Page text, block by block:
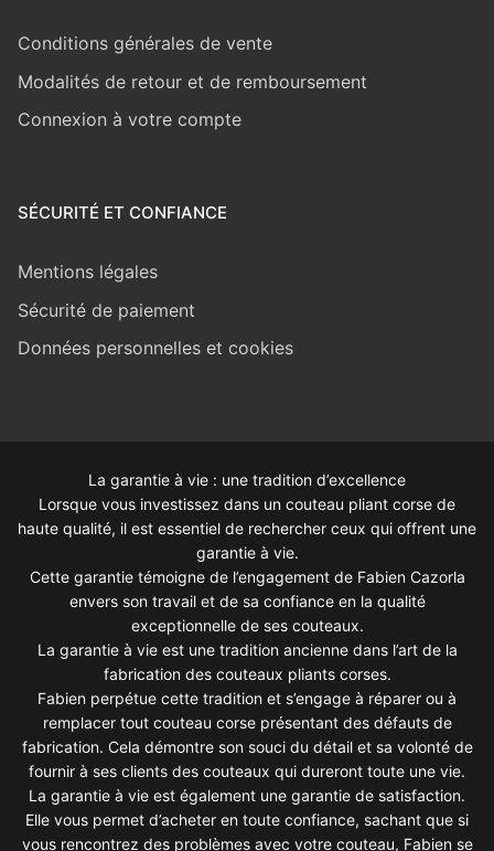
Conditions générales de vente
Modalités de retour et de remboursement
Connexion à votre compte
SÉCURITÉ ET CONFIANCE
Mentions légales
Sécurité de paiement
Données personnelles et cookies
La garantie à vie : une tradition d’excellence
Lorsque vous investissez dans un couteau pliant corse de
haute qualité, il est essentiel de rechercher ceux qui offrent une
garantie à vie.
Cette garantie témoigne de l’engagement de Fabien Cazorla
envers son travail et de sa confiance en la qualité
exceptionnelle de ses couteaux.
La garantie à vie est une tradition ancienne dans l’art de la
fabrication des couteaux pliants corses.
Fabien perpétue cette tradition et s’engage à réparer ou à
remplacer tout couteau corse présentant des défauts de
fabrication. Cela démontre son souci du détail et sa volonté de
fournir à ses clients des couteaux qui dureront toute une vie.
La garantie à vie est également une garantie de satisfaction.
Elle vous permet d’acheter en toute confiance, sachant que si
vous rencontrez des problèmes avec votre couteau, Fabien se